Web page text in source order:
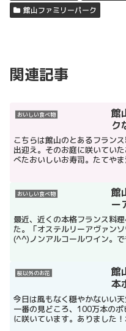
館山ファミリーパーク
関連記事
おいしい食べ物
館
ク
こちらは館山のとあるフラン
出迎え。そのお庭に咲いてい
べたおいしいお寿司。たてや
おいしい食べ物
館
ー
最近、近くの本格フランス料
た。「オステルリーアヴァン
(^^)ノンアルコールワイン。で
桜以外のお花
館
本
今日は風もなく穏やかないい
一番の見どころ、100万本の
に咲いています。ありました